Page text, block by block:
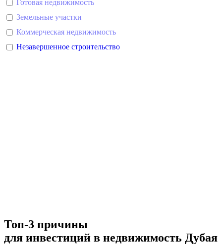
Готовая недвижимость
Земельные участки
Коммерческая недвижимость
Незавершенное строительство
Топ-3 причины
для инвестиций в недвижимость Дубая